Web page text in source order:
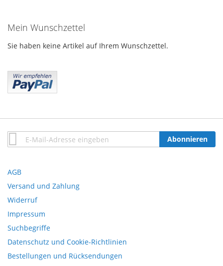
Mein Wunschzettel
Sie haben keine Artikel auf Ihrem Wunschzettel.
Anmeldung
zum
Abonnieren
AGB
Versand und Zahlung
Widerruf
Impressum
Suchbegriffe
Datenschutz und Cookie-Richtlinien
Bestellungen und Rücksendungen